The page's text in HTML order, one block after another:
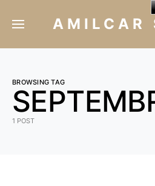
AMILCAR
BROWSING TAG
1 POST